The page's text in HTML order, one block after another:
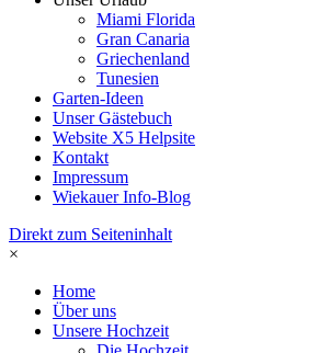
Miami Florida
Gran Canaria
Griechenland
Tunesien
Garten-Ideen
Unser Gästebuch
Website X5 Helpsite
Kontakt
Impressum
Wiekauer Info-Blog
Direkt zum Seiteninhalt
×
Home
Über uns
Unsere Hochzeit